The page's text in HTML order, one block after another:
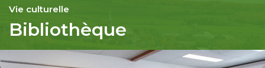
Vie culturelle
Bibliothèque